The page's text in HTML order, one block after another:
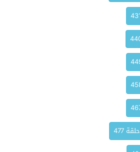
حلقة 477